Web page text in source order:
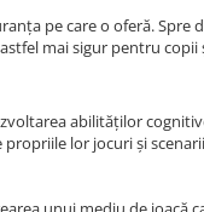
pe care o oferă. Spre
mai sigur pentru
abilităților
lor jocuri și